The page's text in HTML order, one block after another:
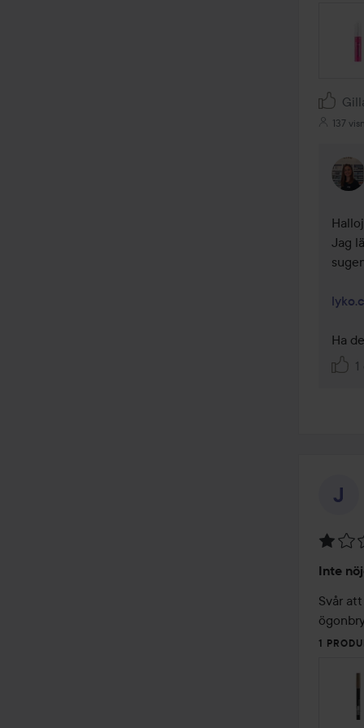
137
Jag
Ha
1
av
5
Inte
Svår
1